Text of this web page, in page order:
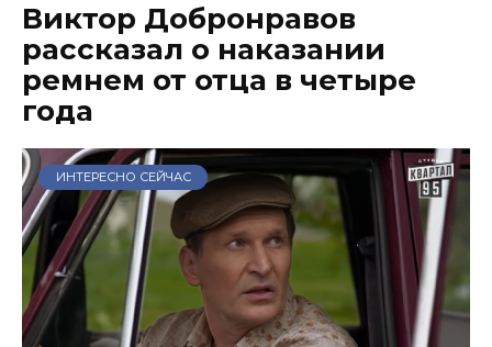
Виктор Добронравов
рассказал о наказании
ремнем от отца в четыре
года
ИНТЕРЕСНО СЕЙЧАС